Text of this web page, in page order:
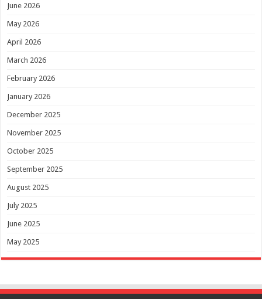
June 2026
May 2026
April 2026
March 2026
February 2026
January 2026
December 2025
November 2025
October 2025
September 2025
August 2025
July 2025
June 2025
May 2025